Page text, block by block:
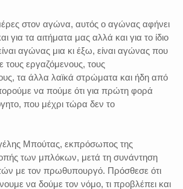
στον αγώνα, αυτός ο αγώνας αφήνει
για τα αιτήματα μας αλλά και για το ίδιο
αγώνας μια κι έξω, είναι αγώνας που
τους εργαζόμενους, τους
τα άλλα λαϊκά στρώματα και ήδη από
να πούμε ότι για πρώτη φορά
που μέχρι τώρα δεν το
Μπούτας, εκπρόσωπος της
των μπλόκων, μετά τη συνάντηση
με τον πρωθυπουργό. Πρόσθεσε ότι
να δούμε τον νόμο, τι προβλέπει και